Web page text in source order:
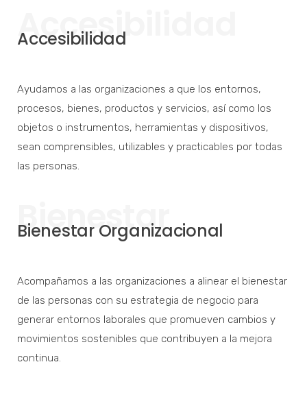
Accesibilidad
Accesibilidad
Ayudamos a las organizaciones a que los entornos,
procesos, bienes, productos y servicios, así como los
objetos o instrumentos, herramientas y dispositivos,
sean comprensibles, utilizables y practicables por todas
las personas.
Bienestar
Bienestar Organizacional
Acompañamos a las organizaciones a alinear el bienestar
de las personas con su estrategia de negocio para
generar entornos laborales que promueven cambios y
movimientos sostenibles que contribuyen a la mejora
continua.